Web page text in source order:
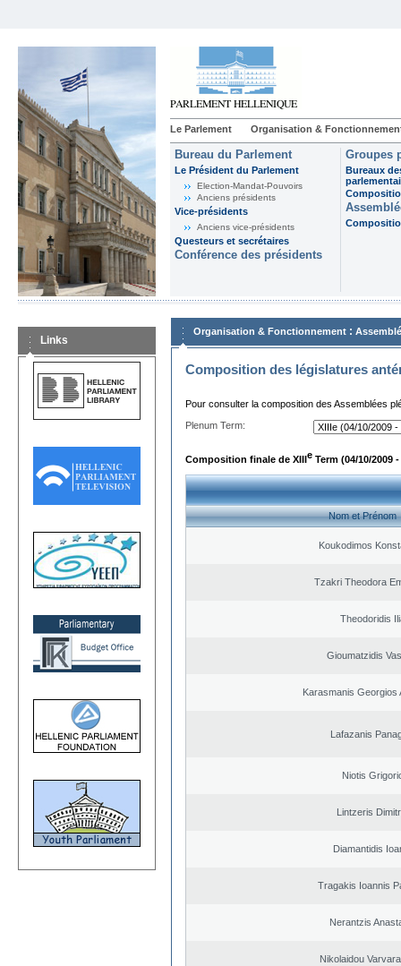
Le Parlement Organisation &
Bureau du Parlement
Le Président du Parlement
Election-Mandat-Pouvoirs
Anciens présidents
Vice-présidents
Anciens vice-présidents
Questeurs et secrétaires
Conférence des présidents
Groupes
Bureaux
Links
Organisation & Fonctionnement :
Composition des législatures
Pour consulter la composition des Assemblées
Plenum Term:
Composition finale de XIIIe Term (04/10/2009 -
Nom et Prénom
Koukodimos
Tzakri Theodora
Theodoridis
Gioumatzidis
Karasmanis Georgios
Lafazanis
Niotis
Lintzeris
Diamantidis
Tragakis Ioannis
Nerantzis
Nikolaidou